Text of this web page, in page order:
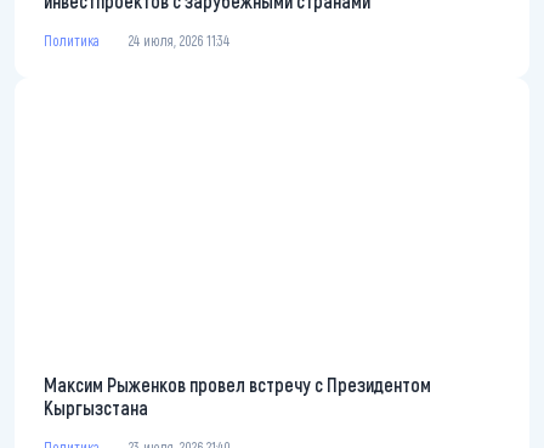
Политика 24 июля, 2026 11:34
Максим Рыженков провел встречу с Президентом
Кыргызстана